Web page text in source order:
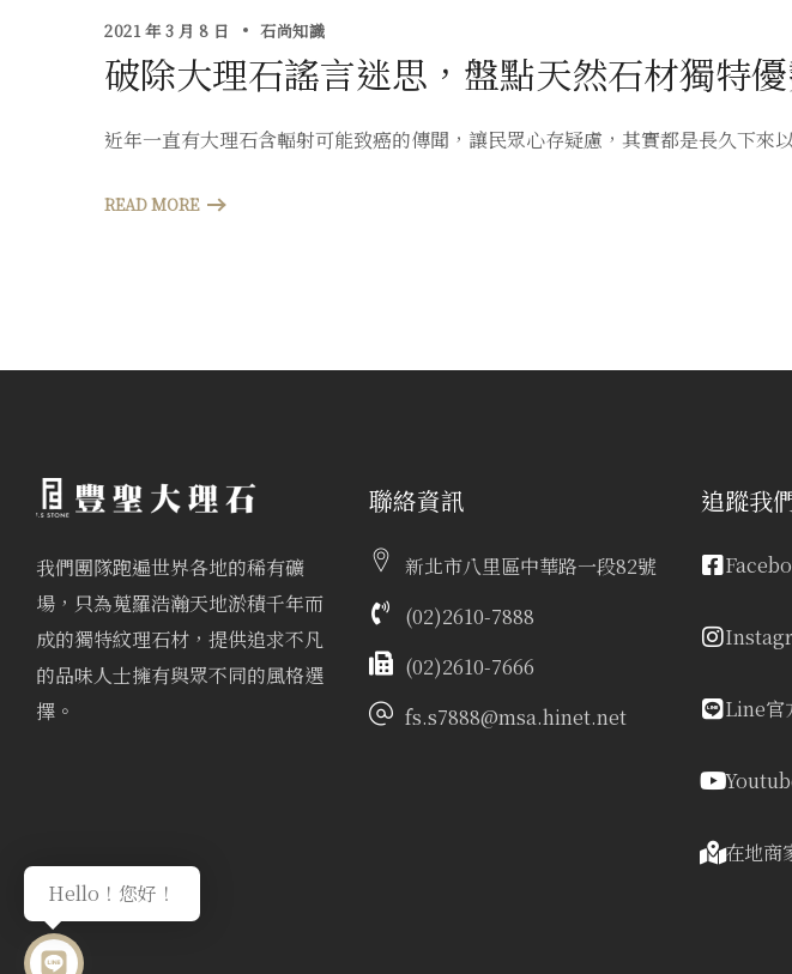
2021 年 3 月 8 日 石尚知識
破除大理石謠言迷思，盤點天然石材獨特優
近年一直有大理石含輻射可能致癌的傳聞，讓民眾心存疑慮，其實都是長久下
READ MORE
我們團隊跑遍世界各地的稀有礦
場，只為蒐羅浩瀚天地淤積千年而
成的獨特紋理石材，提供追求不凡
的品味人士擁有與眾不同的風格選
擇。
聯絡資訊
新北市八里區中華路一段82號
(02)2610-7888
(02)2610-7666
fs.s7888@msa.hinet.net
追蹤我
Line官
在地商
Hello！您好！